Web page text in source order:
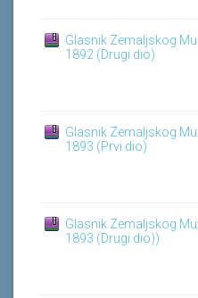
Glasnik Zemaljskog
1892 (Drugi dio)
Glasnik Zemaljskog
1893 (Prvi dio)
Glasnik Zemaljskog
1893 (Drugi dio))